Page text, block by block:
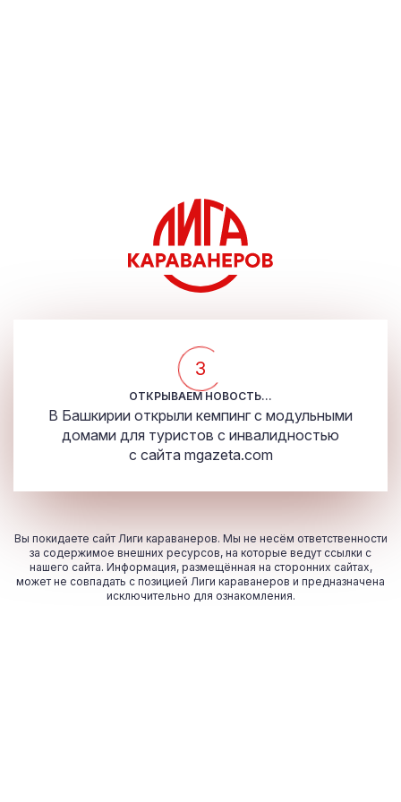
3
ОТКРЫВАЕМ НОВОСТЬ...
В Башкирии открыли кемпинг с модульными
домами для туристов с инвалидностью
с сайта mgazeta.com
Вы покидаете сайт Лиги караванеров. Мы не несём ответственности
за содержимое внешних ресурсов, на которые ведут ссылки с
нашего сайта. Информация, размещённая на сторонних сайтах,
может не совпадать с позицией Лиги караванеров и предназначена
исключительно для ознакомления.